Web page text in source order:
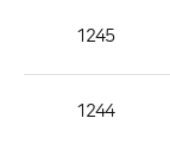
론
1245
1244